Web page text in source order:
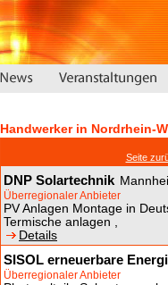
Handwerker in Nordrhein-
Seite
DNP Solartechnik
Überregionaler Anbieter
PV Anlagen Montage in
Termische anlagen ,
Details
SISOL erneuerbare
Überregionaler Anbieter